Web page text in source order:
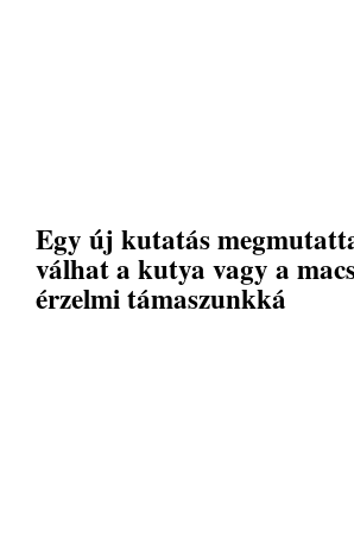
Egy új kutatás
válhat a kutya vagy a
érzelmi támaszunkká